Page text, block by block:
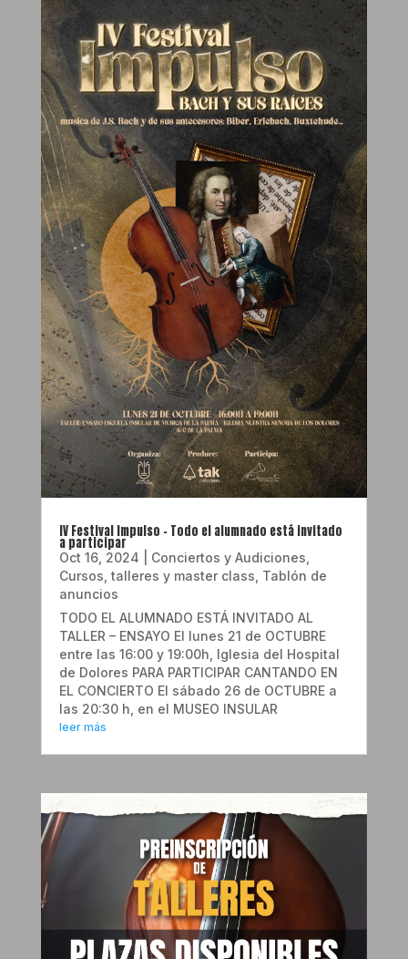
IV Festival Impulso – Todo el alumnado está invitado
a participar
Oct 16, 2024 Conciertos y Audiciones
Cursos, talleres y master class Tablón de
anuncios
TODO EL ALUMNADO ESTÁ INVITADO AL
TALLER – ENSAYO El lunes 21 de OCTUBRE
entre las 16:00 y 19:00h, Iglesia del Hospital
de Dolores PARA PARTICIPAR CANTANDO EN
EL CONCIERTO El sábado 26 de OCTUBRE a
las 20:30 h, en el MUSEO INSULAR
leer más